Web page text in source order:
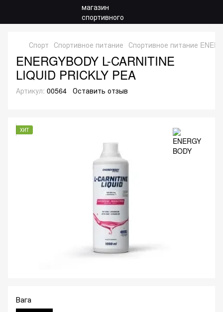
Спорт Спортивное питание Спортивное питание
ENERGYBODY L-CARNITINE
LIQUID PRICKLY PEA
Артикул: 00564 Оставить отзыв
ХИТ
Вага